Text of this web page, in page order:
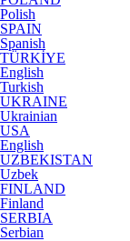
Polish
SPAIN
Spanish
TÜRKİYE
English
Turkish
UKRAINE
Ukrainian
USA
English
UZBEKISTAN
Uzbek
FINLAND
Finland
SERBIA
Serbian